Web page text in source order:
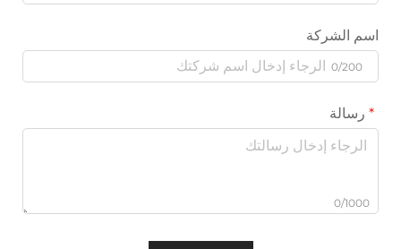
اسم الشركة
0/200
رسالة
0/1000